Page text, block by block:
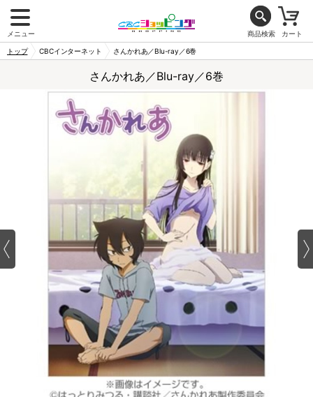
メニュー 商品検索 カート
トップ CBCインターネット さんかれあ／Blu-ray／6巻
さんかれあ／Blu-ray／6巻